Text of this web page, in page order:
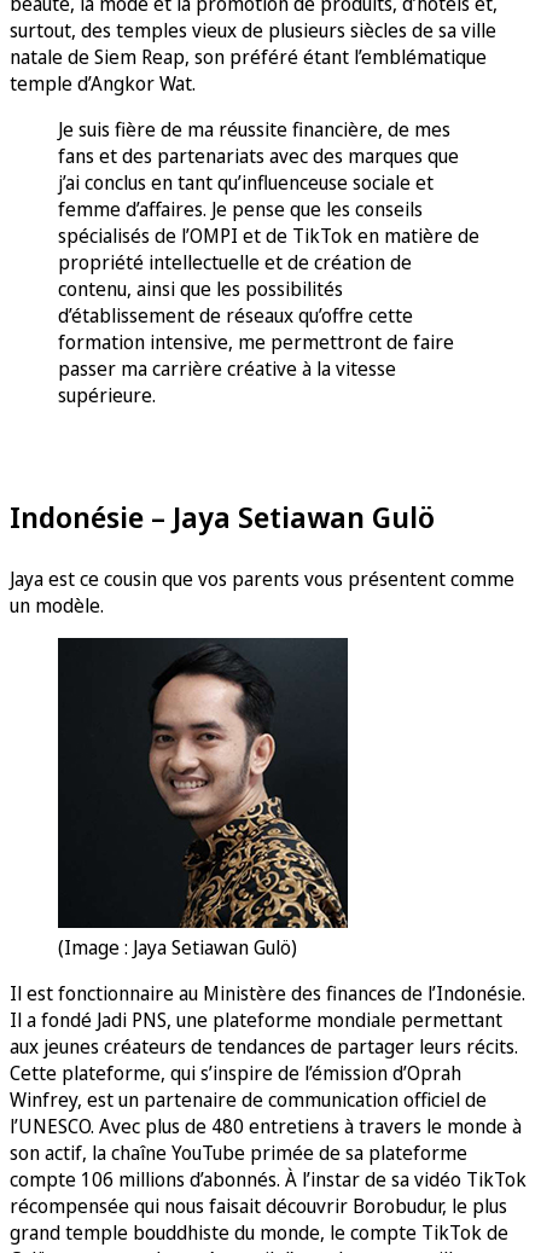
surtout, des temples vieux de plusieurs siècles de sa ville
natale de Siem Reap, son préféré étant l’emblématique
temple d’Angkor Wat.
Je suis fière de ma réussite financière, de mes
fans et des partenariats avec des marques que
j’ai conclus en tant qu’influenceuse sociale et
femme d’affaires. Je pense que les conseils
spécialisés de l’OMPI et de TikTok en matière de
propriété intellectuelle et de création de
contenu, ainsi que les possibilités
d’établissement de réseaux qu’offre cette
formation intensive, me permettront de faire
passer ma carrière créative à la vitesse
supérieure.
Indonésie – Jaya Setiawan Gulö
Jaya est ce cousin que vos parents vous présentent comme
un modèle.
(Image : Jaya Setiawan Gulö)
Il est fonctionnaire au Ministère des finances de l’Indonésie.
Il a fondé Jadi PNS, une plateforme mondiale permettant
aux jeunes créateurs de tendances de partager leurs récits.
Cette plateforme, qui s’inspire de l’émission d’Oprah
Winfrey, est un partenaire de communication officiel de
l’UNESCO. Avec plus de 480 entretiens à travers le monde à
son actif, la chaîne YouTube primée de sa plateforme
compte 106 millions d’abonnés. À l’instar de sa vidéo TikTok
récompensée qui nous faisait découvrir Borobudur, le plus
grand temple bouddhiste du monde, le compte TikTok de